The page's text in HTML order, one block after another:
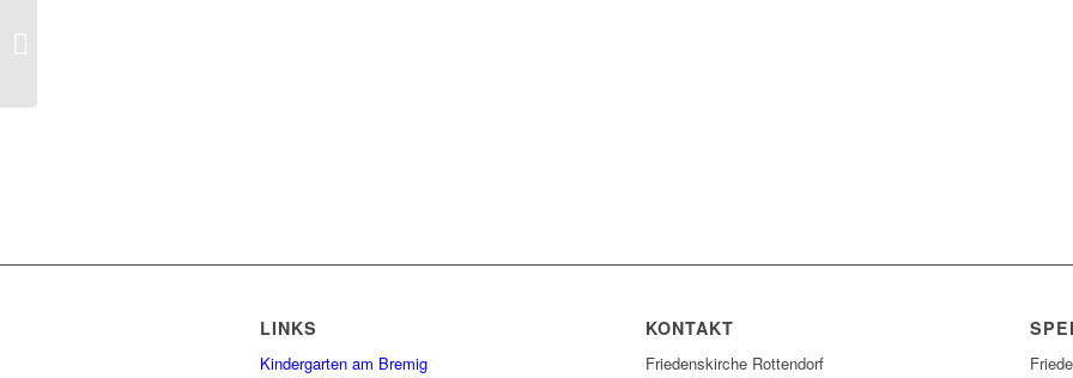
LINKS
Kindergarten am Bremig
KONTAKT
Friedenskirche Rottendorf